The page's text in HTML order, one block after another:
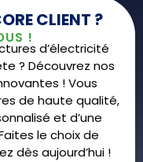
CLIENT ?
!
d’électricité
? Découvrez nos
! Vous
de haute qualité,
et d’une
le choix de
dès aujourd’hui !